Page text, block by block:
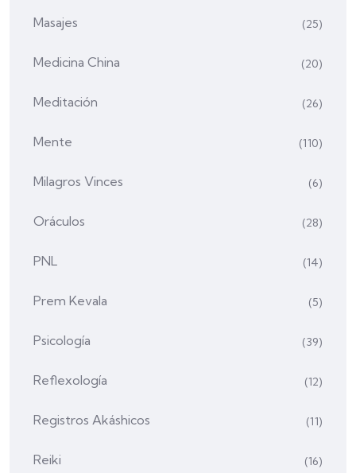
Masajes (25)
Medicina China (20)
Meditación (26)
Mente (110)
Milagros Vinces (6)
Oráculos (28)
PNL (14)
Prem Kevala (5)
Psicología (39)
Reflexología (12)
Registros Akáshicos (11)
Reiki (16)